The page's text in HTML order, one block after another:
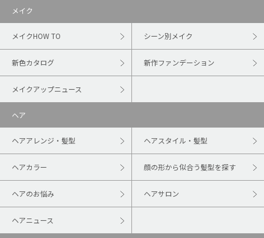
メイク
メイクHOW TO シーン別メイク
新色カタログ 新作ファンデーション
メイクアップニュース
ヘア
ヘアアレンジ・髪型 ヘアスタイル・髪型
ヘアカラー 顔の形から似合う髪型を探す
ヘアのお悩み ヘアサロン
ヘアニュース